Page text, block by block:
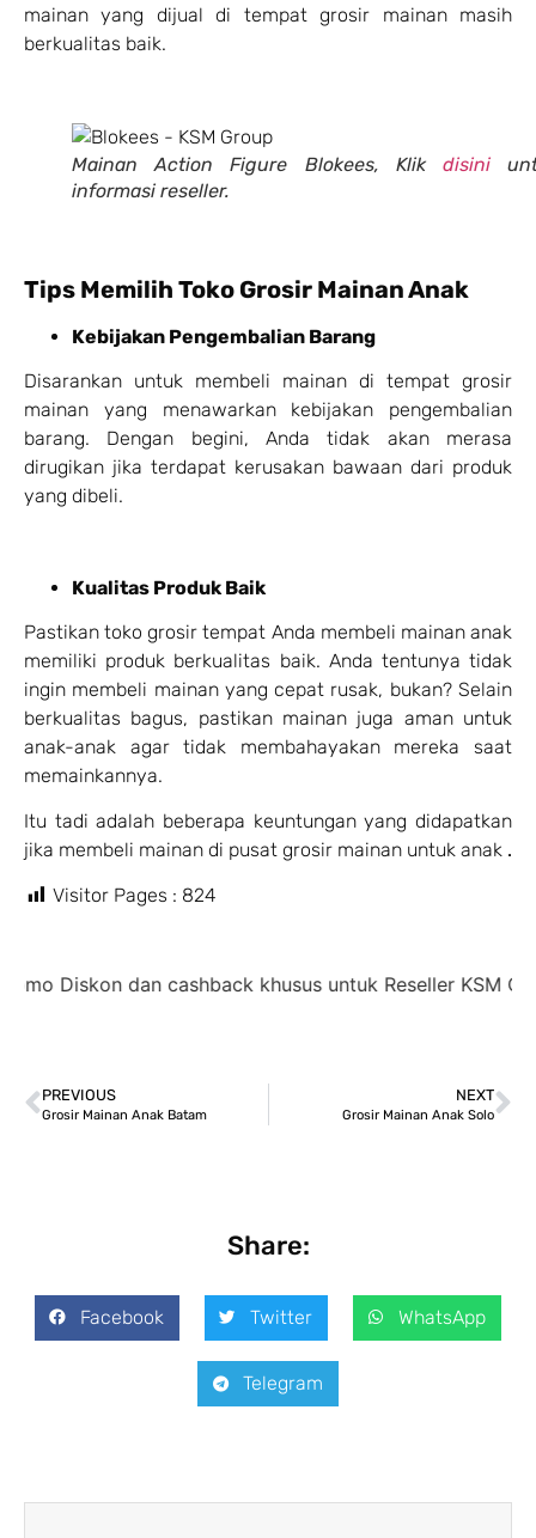
mainan yang dijual di tempat grosir mainan masih
berkualitas baik.
Mainan Action Figure Blokees, Klik disini
informasi reseller.
Tips Memilih Toko Grosir Mainan Anak
Kebijakan Pengembalian Barang
Disarankan untuk membeli mainan di tempat grosir
mainan yang menawarkan kebijakan pengembalian
barang. Dengan begini, Anda tidak akan merasa
dirugikan jika terdapat kerusakan bawaan dari produk
yang dibeli.
Kualitas Produk Baik
Pastikan toko grosir tempat Anda membeli mainan anak
memiliki produk berkualitas baik. Anda tentunya tidak
ingin membeli mainan yang cepat rusak, bukan? Selain
berkualitas bagus, pastikan mainan juga aman untuk
anak-anak agar tidak membahayakan mereka saat
memainkannya.
Itu tadi adalah beberapa keuntungan yang didapatkan
jika membeli mainan di pusat grosir mainan untuk anak .
Visitor Pages : 824
Diskon dan cashback khusus untuk Reseller KSM Group,
PREVIOUS
Grosir Mainan Anak Batam
NEXT
Grosir Mainan Anak Solo
Share:
Facebook Twitter WhatsApp
Telegram